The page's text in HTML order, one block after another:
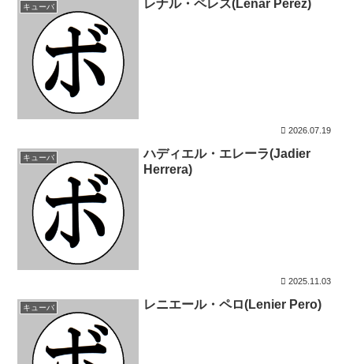
キューバ レナル・ペレス(Lenar Perez)
2026.07.19
キューバ
ハディエル・エレーラ(Jadier
Herrera)
2025.11.03
キューバ レニエール・ペロ(Lenier Pero)